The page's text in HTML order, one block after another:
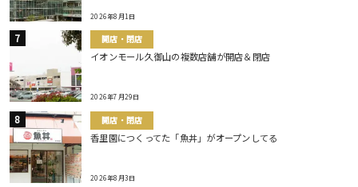
2026年8月1日
開店・閉店
イオンモール久御山の複数店舗が開店＆閉店
2026年7月29日
開店・閉店
香里園につくってた「魚丼」がオープンしてる
2026年8月3日